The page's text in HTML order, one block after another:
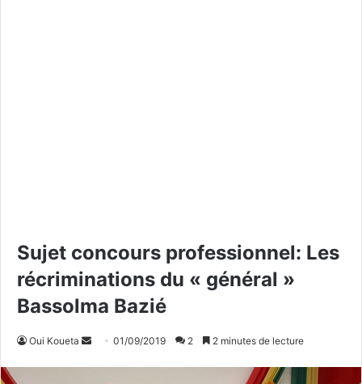
Sujet concours professionnel: Les
récriminations du « général »
Bassolma Bazié
Oui Koueta 01/09/2019 2 2 minutes de lecture